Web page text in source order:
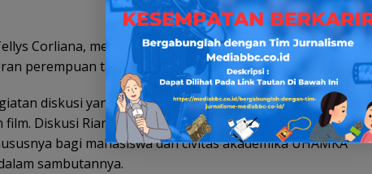
Corliana, menyampaikan apresiasinya terhadap kegiatan
perempuan tangguh di industri kreatif Tanah Air.
diskusi yang mengangkat tema perempuan hebat dan
Diskusi Riang Gembira ini sangat inspiratif dan
bagi mahasiswa dan civitas akademika UHAMKA
sambutannya.